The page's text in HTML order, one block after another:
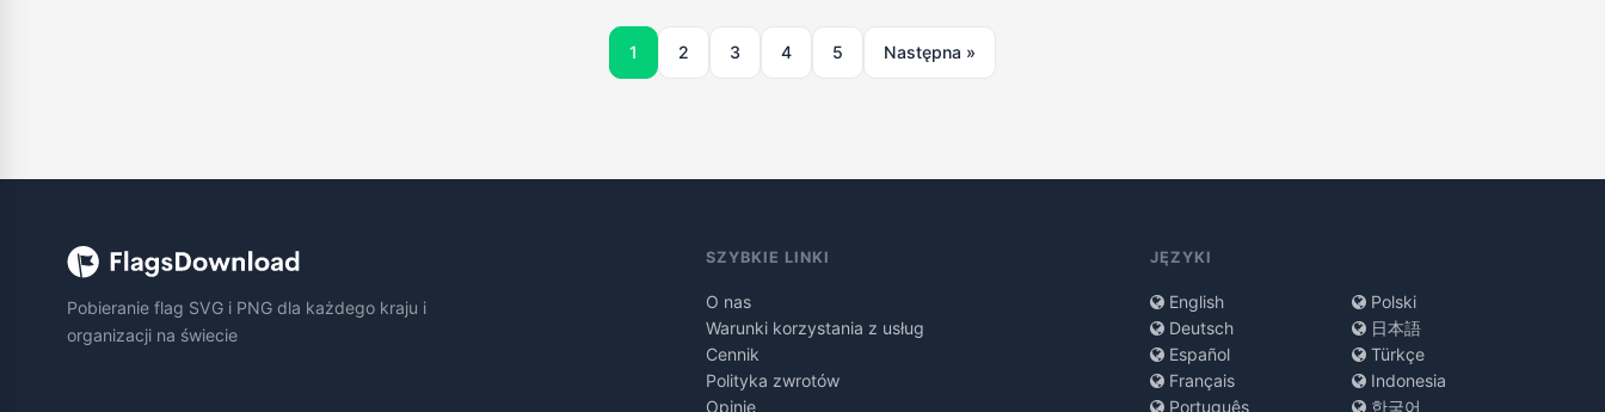
1 2 3 4 5 Następna »
Pobieranie flag SVG i PNG dla każdego kraju i
organizacji na świecie
SZYBKIE LINKI
O nas
Warunki korzystania z usług
Cennik
Polityka zwrotów
Opinie
JĘZYKI
English
Deutsch
Español
Français
Português
Polski
日本語
Türkçe
Indonesia
한국어